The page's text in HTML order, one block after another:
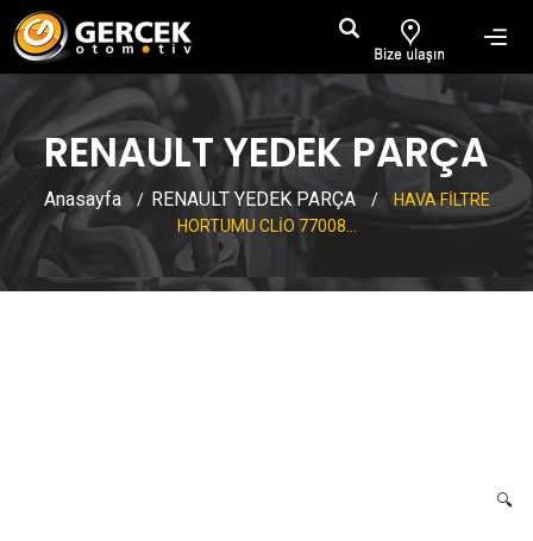
RENAULT YEDEK PARÇA
Anasayfa / RENAULT YEDEK PARÇA /
HAVA FİLTRE
HORTUMU CLİO 77008...
🔍